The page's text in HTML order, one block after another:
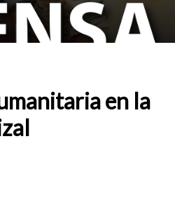
en la